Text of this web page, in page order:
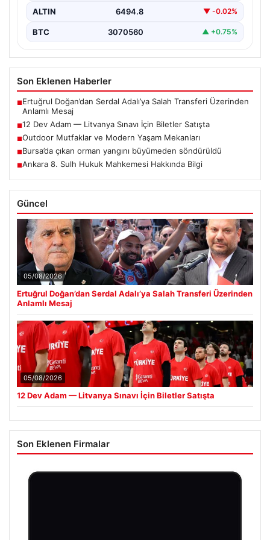
ALTIN 6494.8 ▼ -0.02%
BTC 3070560 ▲ +0.75%
Son Eklenen Haberler
■Ertuğrul Doğan’dan Serdal Adalı’ya Salah Transferi Üzerinden
Anlamlı Mesaj
■12 Dev Adam — Litvanya Sınavı İçin Biletler Satışta
■Outdoor Mutfaklar ve Modern Yaşam Mekanları
■Bursa’da çıkan orman yangını büyümeden söndürüldü
■Ankara 8. Sulh Hukuk Mahkemesi Hakkında Bilgi
Güncel
05/08/2026
Ertuğrul Doğan’dan Serdal Adalı’ya Salah Transferi Üzerinden
Anlamlı Mesaj
05/08/2026
12 Dev Adam — Litvanya Sınavı İçin Biletler Satışta
Son Eklenen Firmalar